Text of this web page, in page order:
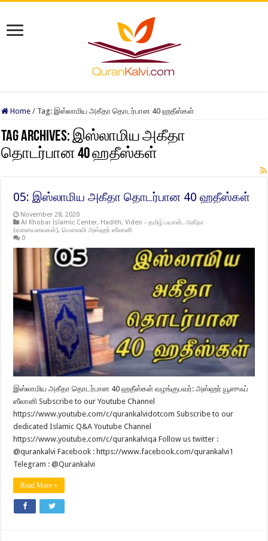
Home / Tag:இஸ்லாமிய அகீதா தொடர்பான 40 ஹதீஸ்கள்
Tag Archives:இஸ்லாமிய அகீதா
தொடர்பான 40 ஹதீஸ்கள்
05: இஸ்லாமிய அகீதா தொடர்பான 40 ஹதீஸ்கள்
November 28, 2020
Al Khobar Islamic Center, Hadith,Video - தமிழ் பயான்,அகீதா
(ஏனையவைகள்),மௌலவி அஸ்ஹர் ஸீலானி
0
இஸ்லாமிய அகீதா தொடர்பான 40 ஹதீஸ்கள் வழங்குபவர்: அஸ்ஹர் யூஸுஃப்
ஸீலானி Subscribe to our Youtube Channel
https://www.youtube.com/c/qurankalvidotcom Subscribe to our
dedicated Islamic Q&A Youtube Channel
https://www.youtube.com/c/qurankalviqa Follow us twitter :
@qurankalvi Facebook : https://www.facebook.com/qurankalvi1
Telegram : @Qurankalvi
Read More »